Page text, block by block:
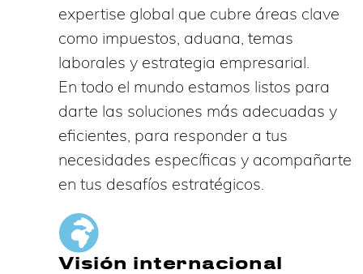
expertise global que cubre áreas clave
como impuestos, aduana, temas
laborales y estrategia empresarial.
En todo el mundo estamos listos para
darte las soluciones más adecuadas y
eficientes, para responder a tus
necesidades específicas y acompañarte
en tus desafíos estratégicos.
Visión internacional